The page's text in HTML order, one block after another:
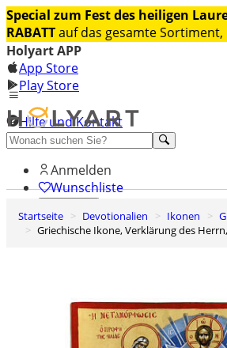
Special zum Fest des heiligen
RABATTauf das gesamte Sortiment,
Holyart APP
App Store
Play Store
Hilfe und Kontakt
Entdecken Sie Premium
Anmelden
Wunschliste
0
Warenkorb
Startseite Devotionalien Ikonen
Griechische Ikone, Verklärung des